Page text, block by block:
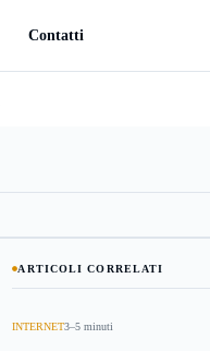
Contatti
ARTICOLI CORRELATI
INTERNET3–5 minuti